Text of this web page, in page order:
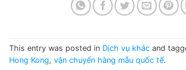
This entry was posted in Dịch vụ khác and
Hong Kong, vận chuyển hàng mẫu quốc tế.